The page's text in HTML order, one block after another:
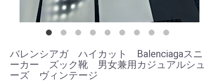
バレンシアガ ハイカット Balenciagaスニ
ーカー ズック靴 男女兼用カジュアルシュ
ーズ ヴィンテージ